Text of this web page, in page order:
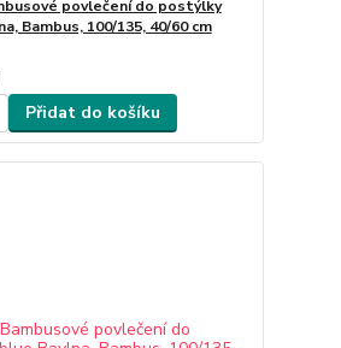
povlečení do postýlky
Bambus, 100/135, 40/60 cm
Přidat do košíku